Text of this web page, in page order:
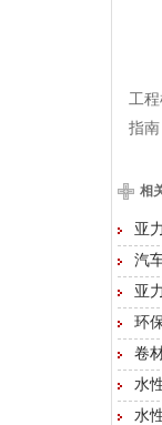
工
指南
相
亚
汽
亚
环
卷
水
水